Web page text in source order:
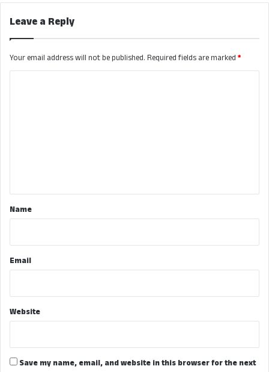
Leave a Reply
Your email address will not be published. Required fields are marked *
*Name
Email
Website
Save my name, email, and website in this browser for the next